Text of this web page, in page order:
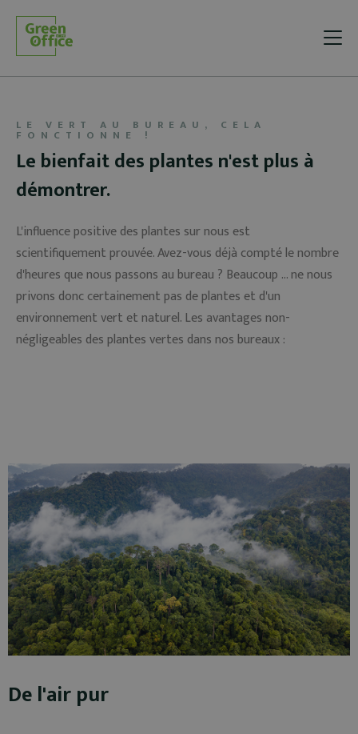
LE VERT AU BUREAU, CELA
FONCTIONNE !
Le bienfait des plantes n'est plus à
démontrer.
L'influence positive des plantes sur nous est
scientifiquement prouvée. Avez-vous déjà compté le nombre
d'heures que nous passons au bureau ? Beaucoup ... ne nous
privons donc certainement pas de plantes et d'un
environnement vert et naturel. Les avantages non-
négligeables des plantes vertes dans nos bureaux :
De l'air pur